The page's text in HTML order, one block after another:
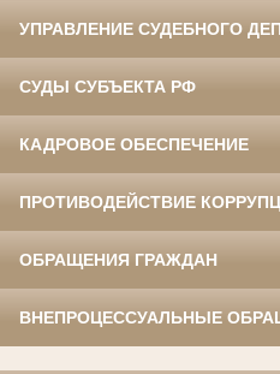
УПРАВЛЕНИЕ СУДЕБНОГО
СУДЫ СУБЪЕКТА РФ
КАДРОВОЕ ОБЕСПЕЧЕНИЕ
ПРОТИВОДЕЙСТВИЕ
ОБРАЩЕНИЯ ГРАЖДАН
ВНЕПРОЦЕССУАЛЬНЫЕ